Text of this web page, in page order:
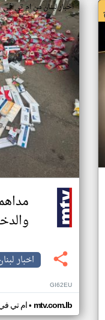
اخبار لبنان من ام تي في
اخبار
GI62EU
ام تي• mtv.com.lb